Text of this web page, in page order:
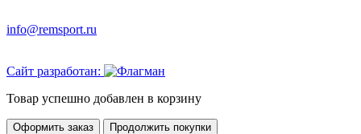
info@remsport.ru
Сайт разработан:
Товар успешно добавлен в корзину
Оформить заказ Продолжить покупки